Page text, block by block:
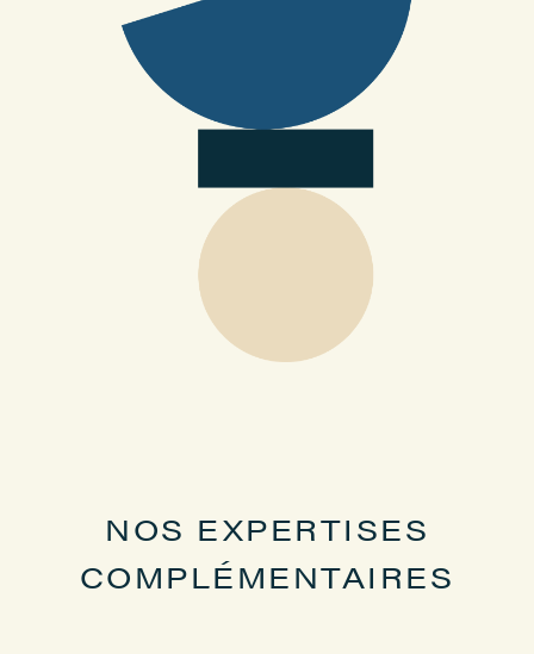
NOS EXPERTISES
COMPLÉMENTAIRES